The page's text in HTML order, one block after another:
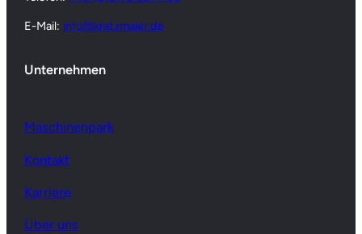
E-Mail: info@kratzmaier.de
Unternehmen
Maschinenpark
Kontakt
Karriere
Über uns